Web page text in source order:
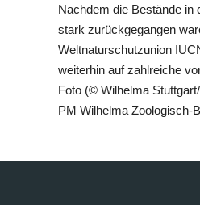
Nachdem die Bestände in
stark zurückgegangen
Weltnaturschutzunion
weiterhin auf zahlreiche
Foto (© Wilhelma
PM Wilhelma Zoologisch-